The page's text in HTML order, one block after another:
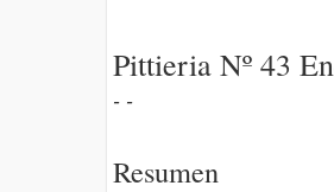
Pittieria Nº 43
- -
Resumen